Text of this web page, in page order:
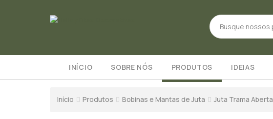
INÍCIO SOBRE NÓS PRODUTOS IDEIAS
Início Produtos Bobinas e Mantas de Juta Juta Trama Aberta